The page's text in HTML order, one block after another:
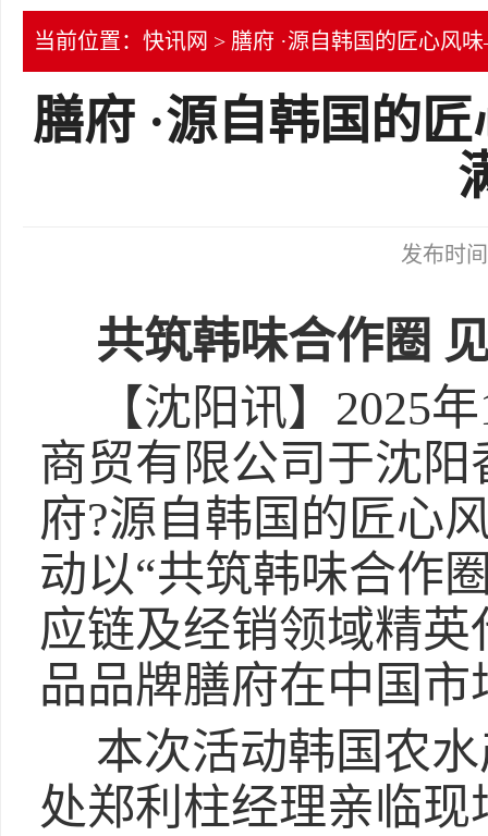
当前位置： 快讯网 > 膳府 ·源自韩国的匠心风
膳府 ·源自韩国的
发布时
共筑韩味合作圈
【沈阳讯】2025
商贸有限公司于沈
府?源自韩国的匠心
动以“共筑韩味合作
应链及经销领域精
品品牌膳府在中国
本次活动韩国农
处郑利柱经理亲临